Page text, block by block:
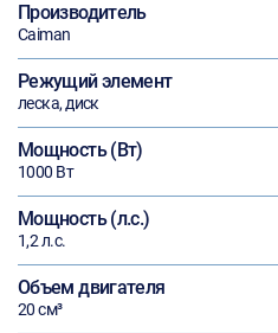
Производитель
Caiman
Режущий элемент
леска, диск
Мощность (Вт)
1000 Вт
Мощность (л.с.)
1,2 л.с.
Объем двигателя
20 см³